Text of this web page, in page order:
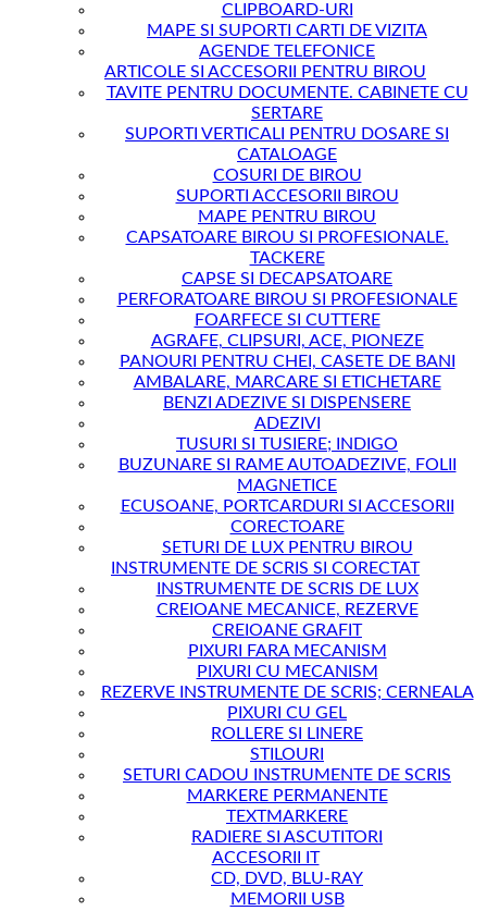
CLIPBOARD-URI
MAPE SI SUPORTI CARTI DE VIZITA
AGENDE TELEFONICE
ARTICOLE SI ACCESORII PENTRU BIROU
TAVITE PENTRU DOCUMENTE. CABINETE CU
SERTARE
SUPORTI VERTICALI PENTRU DOSARE SI
CATALOAGE
COSURI DE BIROU
SUPORTI ACCESORII BIROU
MAPE PENTRU BIROU
CAPSATOARE BIROU SI PROFESIONALE.
TACKERE
CAPSE SI DECAPSATOARE
PERFORATOARE BIROU SI PROFESIONALE
FOARFECE SI CUTTERE
AGRAFE, CLIPSURI, ACE, PIONEZE
PANOURI PENTRU CHEI, CASETE DE BANI
AMBALARE, MARCARE SI ETICHETARE
BENZI ADEZIVE SI DISPENSERE
ADEZIVI
TUSURI SI TUSIERE; INDIGO
BUZUNARE SI RAME AUTOADEZIVE, FOLII
MAGNETICE
ECUSOANE, PORTCARDURI SI ACCESORII
CORECTOARE
SETURI DE LUX PENTRU BIROU
INSTRUMENTE DE SCRIS SI CORECTAT
INSTRUMENTE DE SCRIS DE LUX
CREIOANE MECANICE, REZERVE
CREIOANE GRAFIT
PIXURI FARA MECANISM
PIXURI CU MECANISM
REZERVE INSTRUMENTE DE SCRIS; CERNEALA
PIXURI CU GEL
ROLLERE SI LINERE
STILOURI
SETURI CADOU INSTRUMENTE DE SCRIS
MARKERE PERMANENTE
TEXTMARKERE
RADIERE SI ASCUTITORI
ACCESORII IT
CD, DVD, BLU-RAY
MEMORII USB